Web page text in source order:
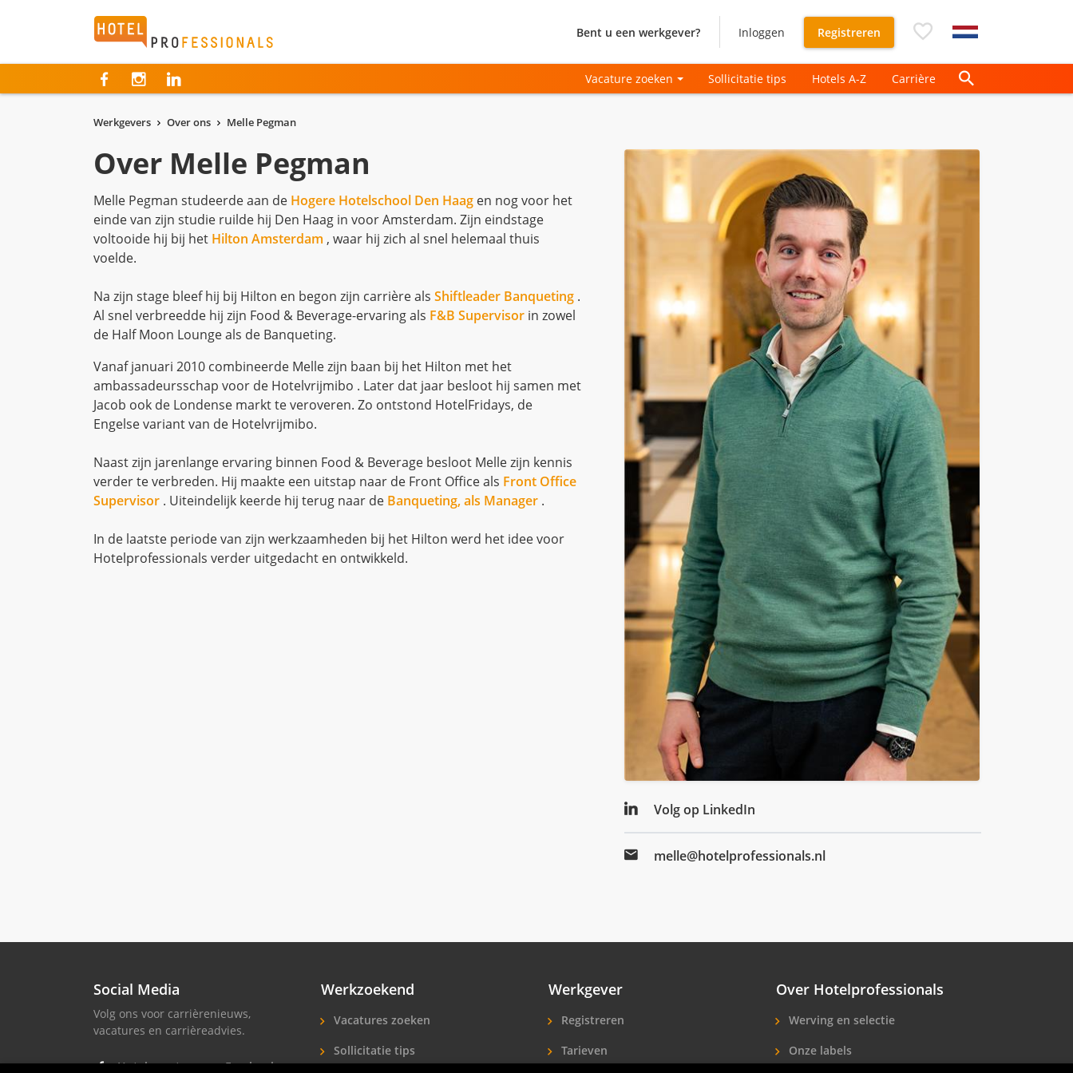
Hotelprofessionals Bent u een werkgever? Inloggen Registreren
Vacature zoeken Sollicitatie tips Hotels A-Z Carrière
Werkgevers Over ons Melle Pegman
Over Melle Pegman
Melle Pegman studeerde aan de Hogere Hotelschool Den Haag en nog voor het
einde van zijn studie ruilde hij Den Haag in voor Amsterdam. Zijn eindstage
voltooide hij bij het Hilton Amsterdam , waar hij zich al snel helemaal thuis
voelde.
Na zijn stage bleef hij bij Hilton en begon zijn carrière als Shiftleader Banqueting .
Al snel verbreedde hij zijn Food & Beverage-ervaring als F&B Supervisor in zowel
de Half Moon Lounge als de Banqueting.
Vanaf januari 2010 combineerde Melle zijn baan bij het Hilton met het
ambassadeursschap voor de Hotelvrijmibo . Later dat jaar besloot hij samen met
Jacob ook de Londense markt te veroveren. Zo ontstond HotelFridays, de
Engelse variant van de Hotelvrijmibo.
Naast zijn jarenlange ervaring binnen Food & Beverage besloot Melle zijn kennis
verder te verbreden. Hij maakte een uitstap naar de Front Office als Front Office
Supervisor . Uiteindelijk keerde hij terug naar de Banqueting, als Manager .
In de laatste periode van zijn werkzaamheden bij het Hilton werd het idee voor
Hotelprofessionals verder uitgedacht en ontwikkeld.
Volg op LinkedIn
melle@hotelprofessionals.nl
Social Media
Volg ons voor carrièrenieuws,
vacatures en carrièreadvies.
Hotel vacatures op Facebook
Werkzoekend
Vacatures zoeken
Sollicitatie tips
Werkgever
Registreren
Tarieven
Over Hotelprofessionals
Werving en selectie
Onze labels